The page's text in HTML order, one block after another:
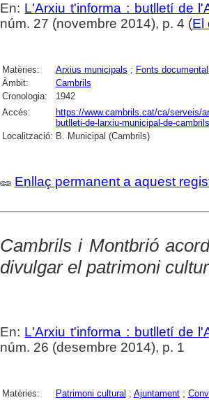
En: L'Arxiu t'informa : butlletí de
núm. 27 (novembre 2014), p. 4 (El
Matèries: Arxius municipals ; Fonts
Àmbit:
Cambrils
Cronologia:
1942
Accés:
https://www.cambrils.cat/ca/serveis/
butlleti-de-larxiu-municipal-de-
Localització: B. Municipal (Cambrils)
Enllaç permanent a aquest
Cambrils i Montbrió
divulgar el patrimoni
En: L'Arxiu t'informa : butlletí de
núm. 26 (desembre 2014), p. 1
Matèries: Patrimoni cultural ; Ajuntament;